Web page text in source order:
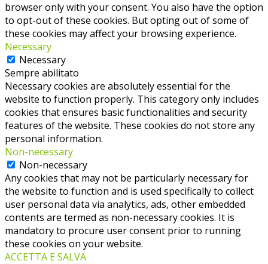
browser only with your consent. You also have the option
to opt-out of these cookies. But opting out of some of
these cookies may affect your browsing experience.
Necessary
Necessary
Sempre abilitato
Necessary cookies are absolutely essential for the
website to function properly. This category only includes
cookies that ensures basic functionalities and security
features of the website. These cookies do not store any
personal information.
Non-necessary
Non-necessary
Any cookies that may not be particularly necessary for
the website to function and is used specifically to collect
user personal data via analytics, ads, other embedded
contents are termed as non-necessary cookies. It is
mandatory to procure user consent prior to running
these cookies on your website.
ACCETTA E SALVA